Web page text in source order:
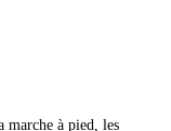
marche à pied, les